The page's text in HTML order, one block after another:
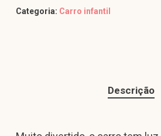
Categoria: Carro infantil
Descrição